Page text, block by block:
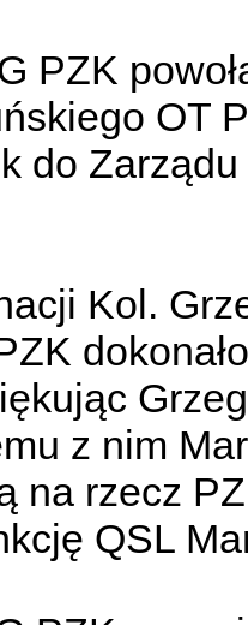
PZK
OT
do
Kol.
z nim
na rzecz
QSL